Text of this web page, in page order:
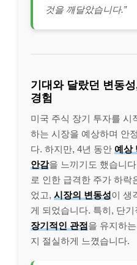
것을 깨달았습니다.”
기대와 달랐던 변동
경험
미국 주식 장기 투자를 시
하는 시장을 예상하며 안
다. 하지만, 4년 동안 예상
안감을 느끼기도 했습니
로 인한 급격한 주가 하락
었고, 시장의 변동성이 생
게 되었습니다. 특히, 단
장기적인 관점을 유지하
지 절실하게 느꼈습니다.